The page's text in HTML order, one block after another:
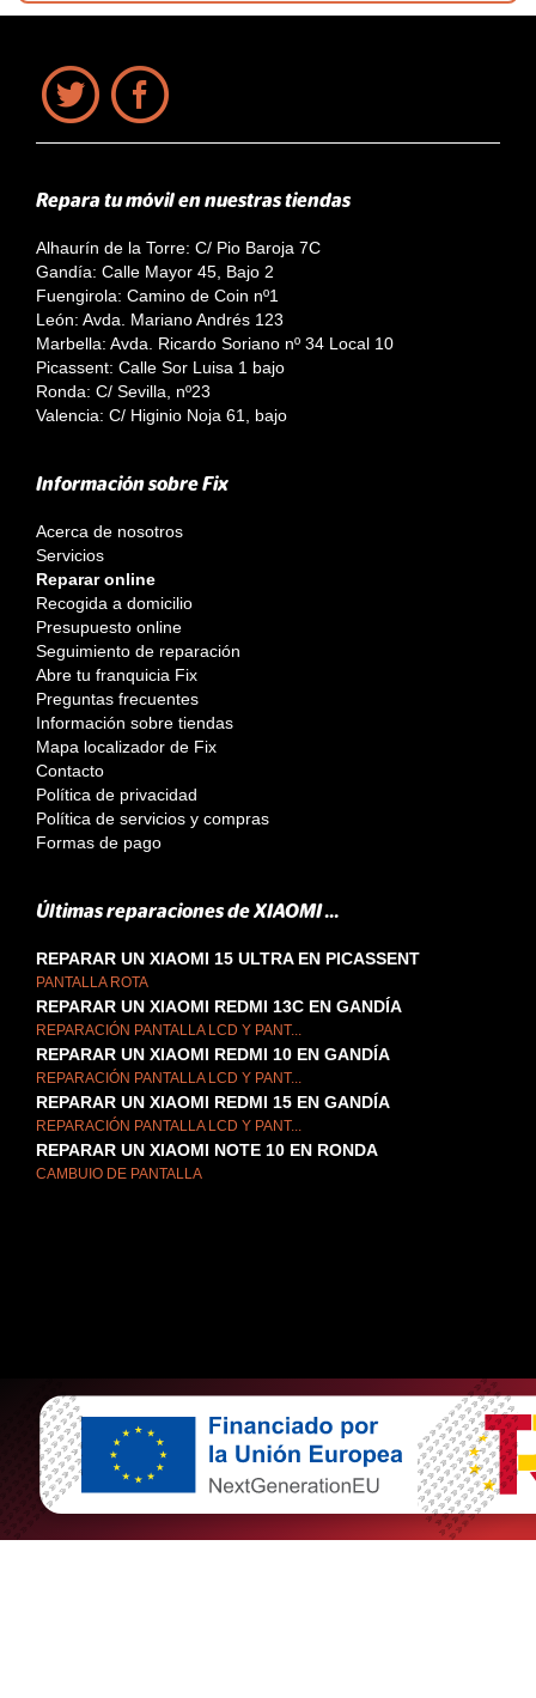
Repara tu móvil en nuestras tiendas
Alhaurín de la Torre: C/ Pio Baroja 7C
Gandía: Calle Mayor 45, Bajo 2
Fuengirola: Camino de Coin nº1
León: Avda. Mariano Andrés 123
Marbella: Avda. Ricardo Soriano nº 34 Local 10
Picassent: Calle Sor Luisa 1 bajo
Ronda: C/ Sevilla, nº23
Valencia: C/ Higinio Noja 61, bajo
Información sobre Fix
Acerca de nosotros
Servicios
Reparar online
Recogida a domicilio
Presupuesto online
Seguimiento de reparación
Abre tu franquicia Fix
Preguntas frecuentes
Información sobre tiendas
Mapa localizador de Fix
Contacto
Política de privacidad
Política de servicios y compras
Formas de pago
Últimas reparaciones de XIAOMI ...
REPARAR UN XIAOMI 15 ULTRA EN PICASSENT
PANTALLA ROTA
REPARAR UN XIAOMI REDMI 13C EN GANDÍA
REPARACIÓN PANTALLA LCD Y PANT...
REPARAR UN XIAOMI REDMI 10 EN GANDÍA
REPARACIÓN PANTALLA LCD Y PANT...
REPARAR UN XIAOMI REDMI 15 EN GANDÍA
REPARACIÓN PANTALLA LCD Y PANT...
REPARAR UN XIAOMI NOTE 10 EN RONDA
CAMBUIO DE PANTALLA